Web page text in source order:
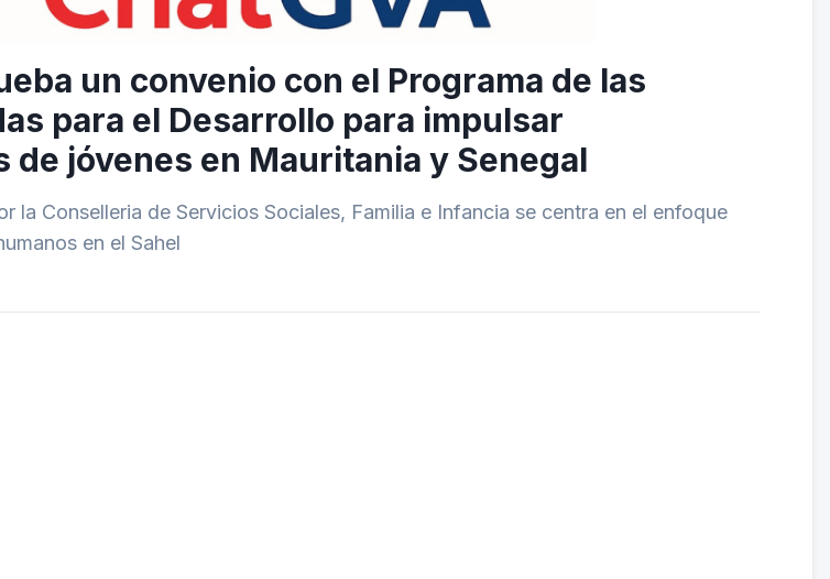
un convenio con el Programa de las
para el Desarrollo para impulsar
de jóvenes en Mauritania y Senegal
la Conselleria de Servicios Sociales, Familia e Infancia se centra en el enfoque
en el Sahel